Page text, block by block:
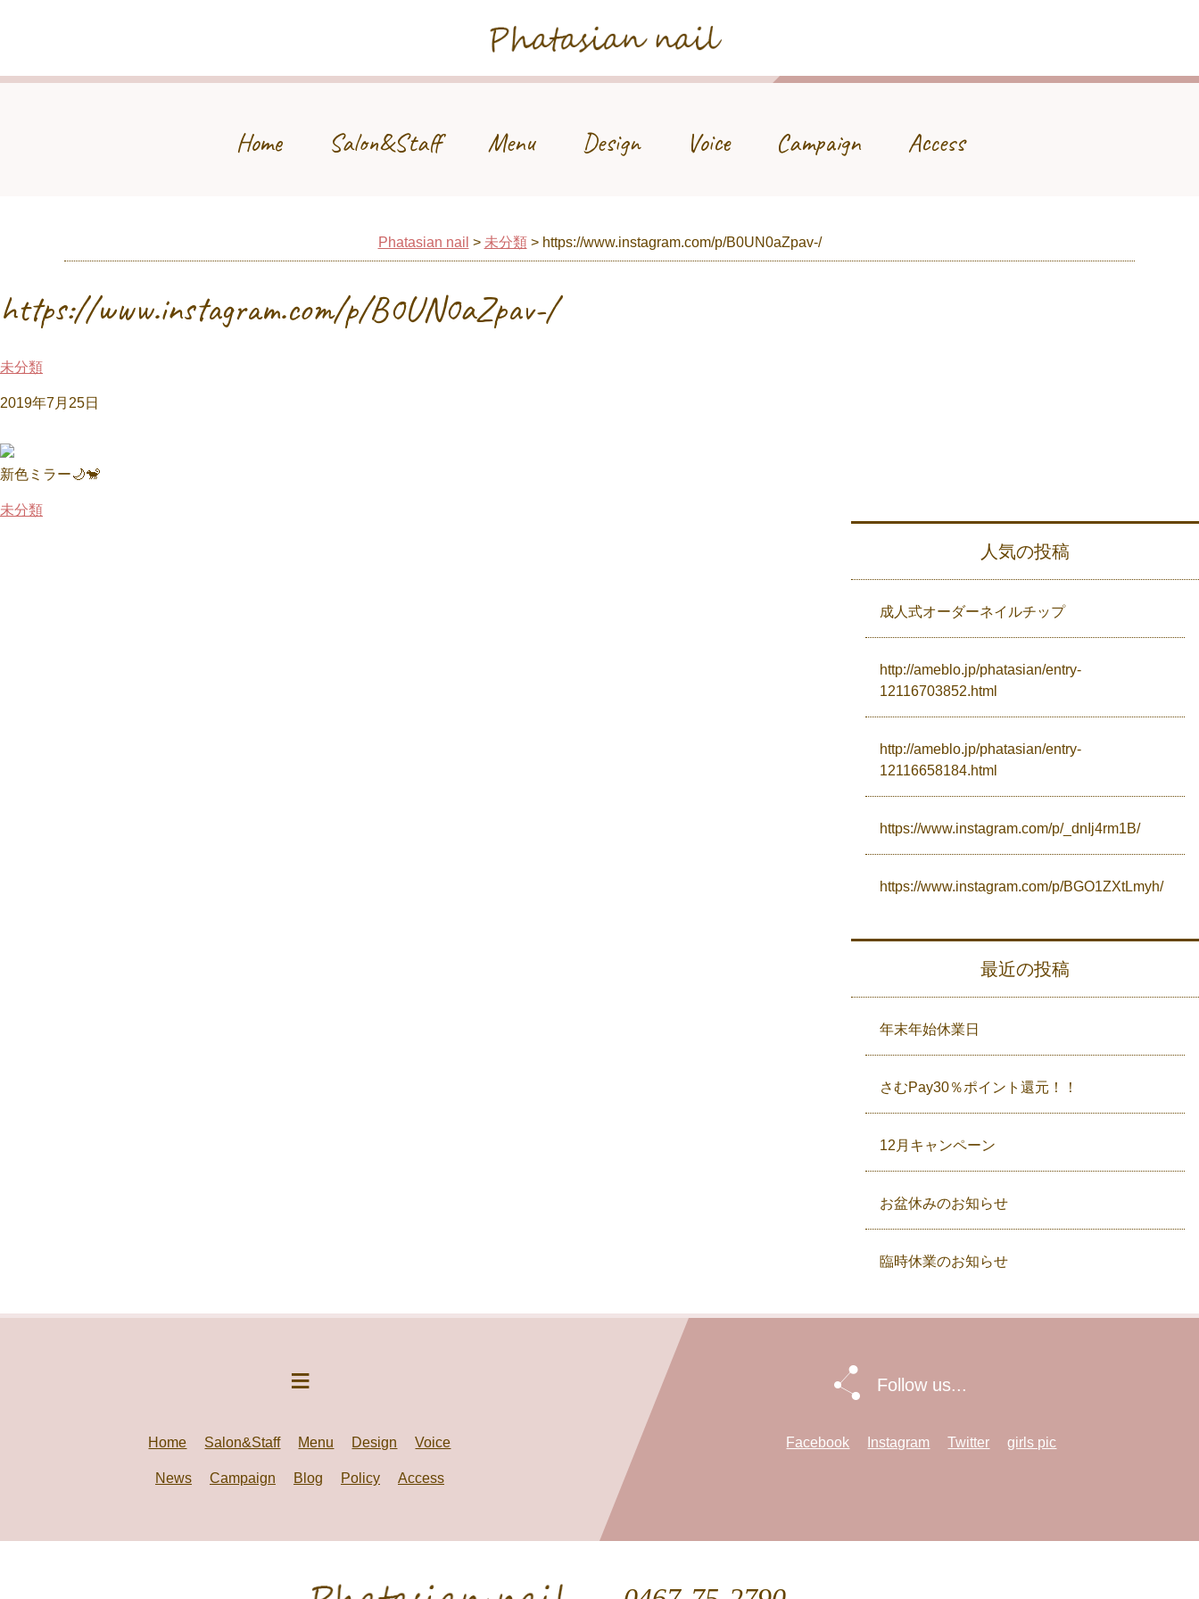
Phatasian nail
Home Salon&Staff Menu Design Voice Campaign Access
Phatasian nail > 未分類> https://www.instagram.com/p/B0UN0aZpav-/
https://www.instagram.com/p/B0UN0aZpav-/
未分類
2019年7月25日
新色ミラー🌙🐒
未分類
人気の投稿
成人式オーダーネイルチップ
http://ameblo.jp/phatasian/entry-
12116703852.html
http://ameblo.jp/phatasian/entry-
12116658184.html
https://www.instagram.com/p/_dnIj4rm1B/
https://www.instagram.com/p/BGO1ZXtLmyh/
最近の投稿
年末年始休業日
さむPay30％ポイント還元！！
12月キャンペーン
お盆休みのお知らせ
臨時休業のお知らせ
Home Salon&Staff Menu Design Voice
News Campaign Blog Policy Access
Follow us...
Facebook Instagram Twitter girls pic